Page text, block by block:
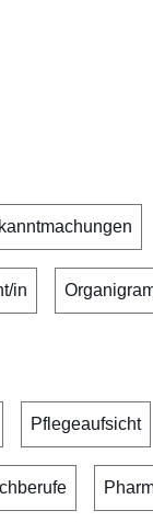
in
Pflegeaufsicht